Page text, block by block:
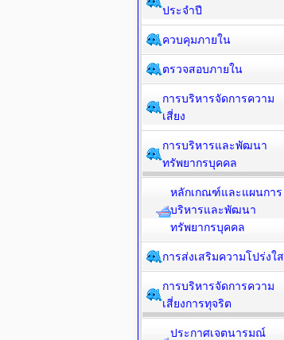
ประจำปี
ควบคุมภายใน
ตรวจสอบภายใน
การบริหารจัดการความ
เสี่ยง
การบริหารและพัฒนา
ทรัพยากรบุคคล
หลักเกณฑ์และแผนการ
บริหารและพัฒนา
ทรัพยากรบุคคล
การส่งเสริมความโปร่งใส
การบริหารจัดการความ
เสี่ยงการทุจริต
ประกาศเจตนารมณ์